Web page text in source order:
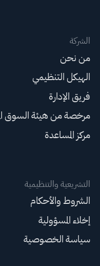
الشركة
من نحن
الهيكل التنظيمي
فريق الإدارة
مرخصة من هيئة السوق
مركز المساعدة
التشريعية والتنظيمية
الشروط والأحكام
إخلاء المسؤولية
سياسة الخصوصية